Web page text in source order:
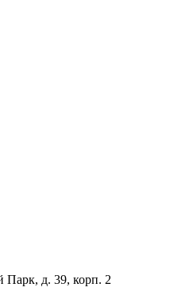
Парк, д. 39, корп. 2